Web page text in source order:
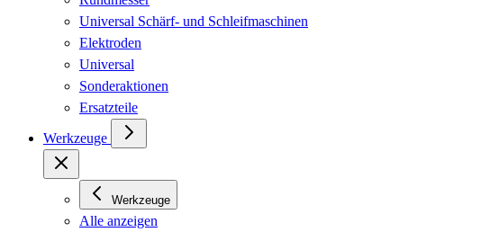
Universal Schärf- und Schleifmaschinen
Elektroden
Universal
Sonderaktionen
Ersatzteile
Werkzeuge
Werkzeuge
Alle anzeigen